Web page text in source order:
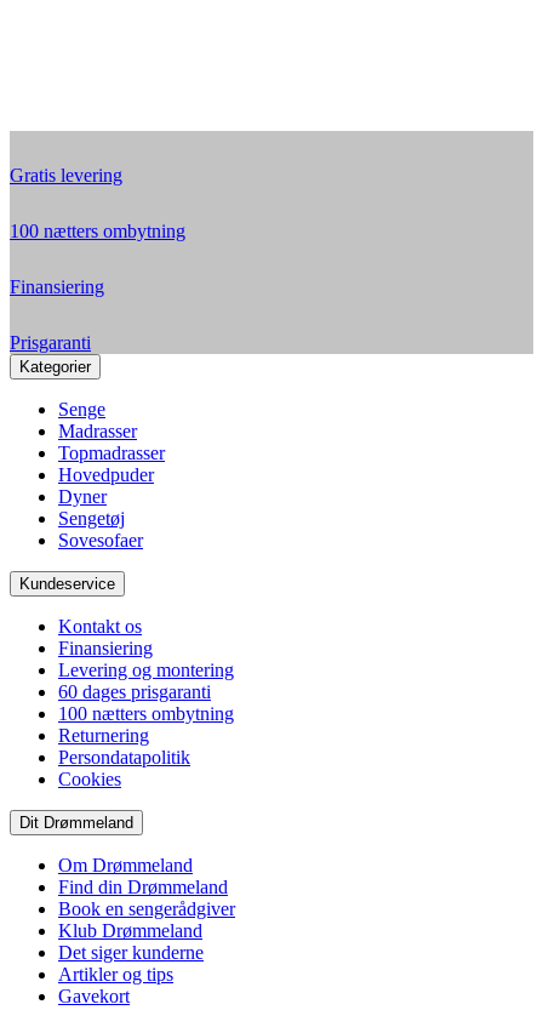
Gratis levering
100 nætters ombytning
Finansiering
Prisgaranti
Kategorier
Senge
Madrasser
Topmadrasser
Hovedpuder
Dyner
Sengetøj
Sovesofaer
Kundeservice
Kontakt os
Finansiering
Levering og montering
60 dages prisgaranti
100 nætters ombytning
Returnering
Persondatapolitik
Cookies
Dit Drømmeland
Om Drømmeland
Find din Drømmeland
Book en sengerådgiver
Klub Drømmeland
Det siger kunderne
Artikler og tips
Gavekort